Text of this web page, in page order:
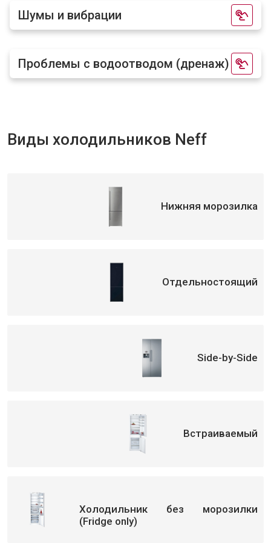
Шумы и вибрации
Проблемы с водоотводом (дренаж)
Виды холодильников Neff
Нижняя морозилка
Отдельностоящий
Side-by-Side
Встраиваемый
Холодильник без морозилки
(Fridge only)